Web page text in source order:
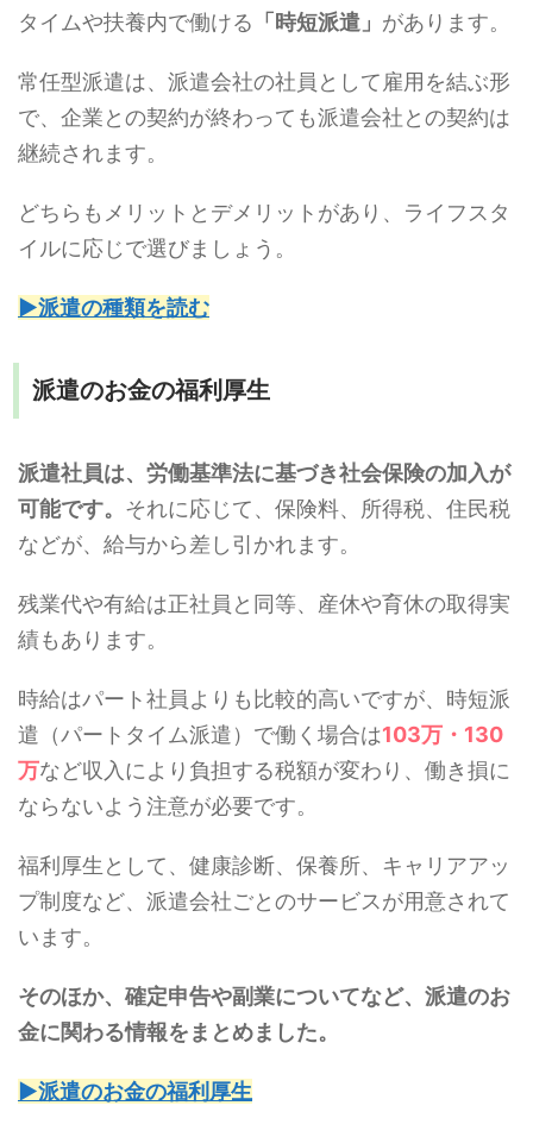
タイムや扶養内で働ける 「時短派遣」 があります。
常任型派遣は、派遣会社の社員として雇用を結ぶ形
で、企業との契約が終わっても派遣会社との契約は
継続されます。
どちらもメリットとデメリットがあり、ライフスタ
イルに応じで選びましょう。
▶派遣の種類を読む
派遣のお金の福利厚生
派遣社員は、労働基準法に基づき社会保険の加入が
可能です。 それに応じて、保険料、所得税、住民税
などが、給与から差し引かれます。
残業代や有給は正社員と同等、産休や育休の取得実
績もあります。
時給はパート社員よりも比較的高いですが、時短派
遣（パートタイム派遣）で働く場合は103万・130
万など収入により負担する税額が変わり、働き損に
ならないよう注意が必要です。
福利厚生として、健康診断、保養所、キャリアアッ
プ制度など、派遣会社ごとのサービスが用意されて
います。
そのほか、確定申告や副業についてなど、派遣のお
金に関わる情報をまとめました。
▶派遣のお金の福利厚生